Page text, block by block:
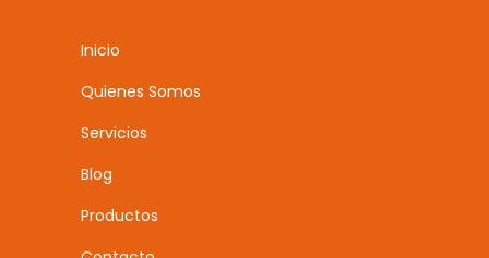
Inicio
Quienes Somos
Servicios
Blog
Productos